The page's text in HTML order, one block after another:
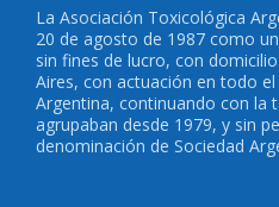
La Asociación Toxicológica
20 de agosto de 1987 como
sin fines de lucro, con
Aires, con actuación en todo
Argentina, continuando con la
agrupaban desde 1979, y sin
denominación de Sociedad